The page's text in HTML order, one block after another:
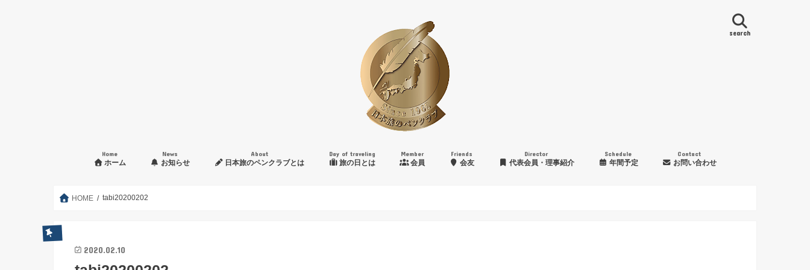
search
Home
ホーム
News
お知らせ
About
日本旅のペンクラブとは
Day of traveling
旅の日とは
Member
会員
Friends
会友
Director
代表会員・理事紹介
Schedule
年間予定
Contact
お問い合わせ
HOME tabi20200202
2020.02.10